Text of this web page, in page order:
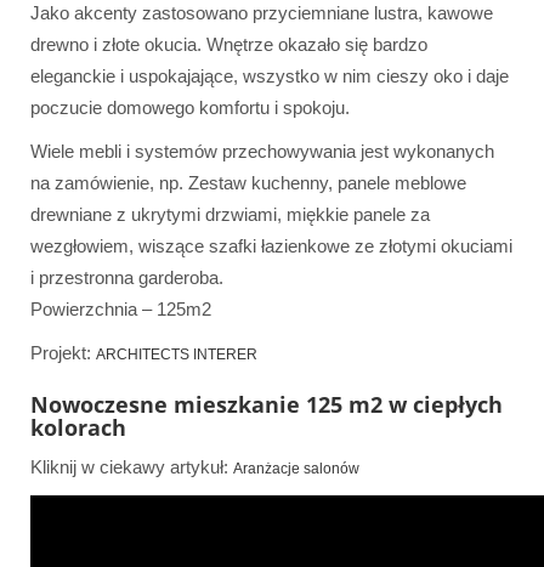
Jako akcenty zastosowano przyciemniane lustra, kawowe
drewno i złote okucia. Wnętrze okazało się bardzo
eleganckie i uspokajające, wszystko w nim cieszy oko i daje
poczucie domowego komfortu i spokoju.
Wiele mebli i systemów przechowywania jest wykonanych
na zamówienie, np. Zestaw kuchenny, panele meblowe
drewniane z ukrytymi drzwiami, miękkie panele za
wezgłowiem, wiszące szafki łazienkowe ze złotymi okuciami
i przestronna garderoba.
Powierzchnia – 125m2
Projekt: ARCHITECTS INTERER
Nowoczesne mieszkanie 125 m2 w ciepłych
kolorach
Kliknij w ciekawy artykuł: Aranżacje salonów